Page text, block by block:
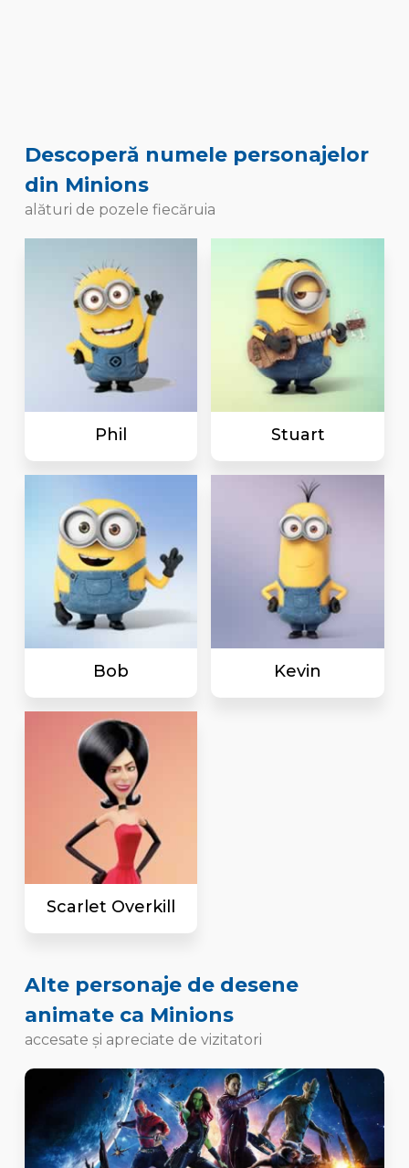
Descoperă numele personajelor
din Minions
alături de pozele fiecăruia
Phil Stuart
Bob Kevin
Scarlet Overkill
Alte personaje de desene
animate ca Minions
accesate și apreciate de vizitatori